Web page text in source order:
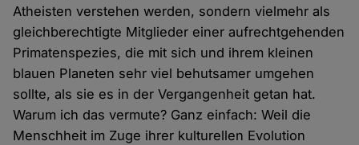
Atheisten verstehen werden, sondern vielmehr als
gleichberechtigte Mitglieder einer aufrechtgehenden
Primatenspezies, die mit sich und ihrem kleinen
blauen Planeten sehr viel behutsamer umgehen
sollte, als sie es in der Vergangenheit getan hat.
Warum ich das vermute? Ganz einfach: Weil die
Menschheit im Zuge ihrer kulturellen Evolution